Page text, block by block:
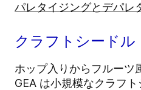
パレタイジングとデパレ
クラフトシードル
ホップ入りからフルーツ
GEA は小規模なクラフ